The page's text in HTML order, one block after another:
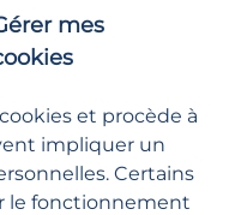
mes
et procède à
impliquer un
Certains
le fonctionnement